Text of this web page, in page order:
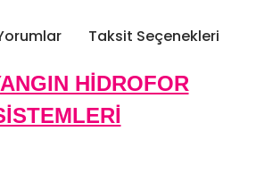
Taksit Seçenekleri
HİDROFOR